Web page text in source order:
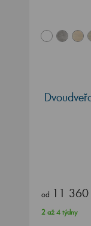
od 11 360
2 až 4 týdny